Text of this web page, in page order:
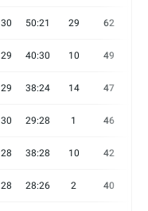
30 50:21 29 62
29 40:30 10 49
29 38:24 14 47
30 29:28 1 46
28 38:28 10 42
28 28:26 2 40